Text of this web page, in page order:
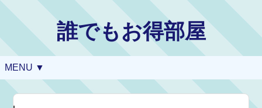
誰でもお得部屋
MENU ▼